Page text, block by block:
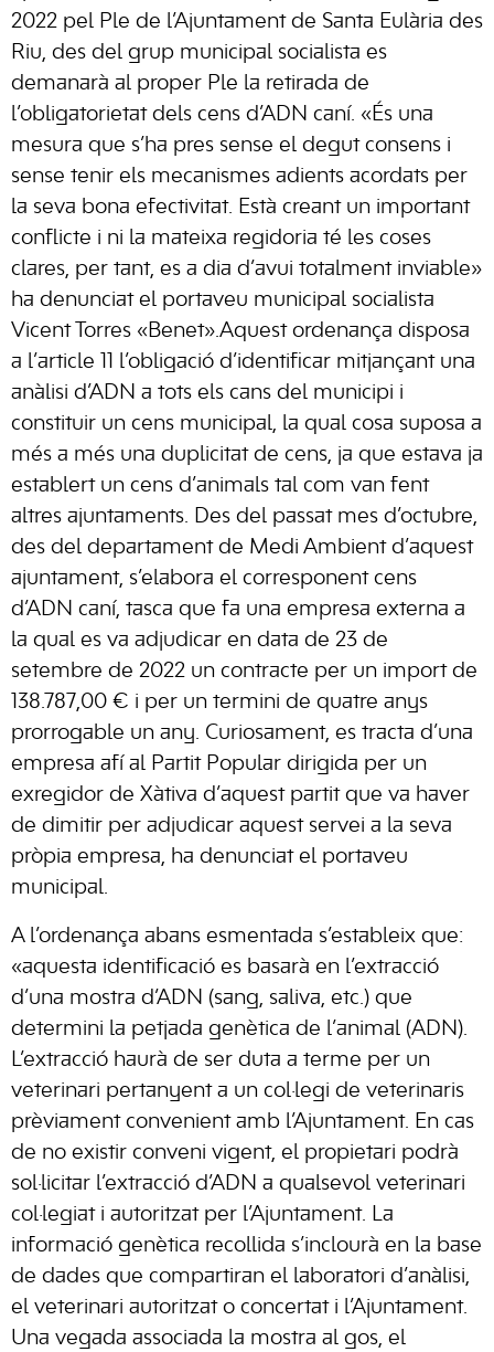
2022 pel Ple de l’Ajuntament de Santa Eulària des
Riu, des del grup municipal socialista es
demanarà al proper Ple la retirada de
l’obligatorietat dels cens d’ADN caní. «És una
mesura que s’ha pres sense el degut consens i
sense tenir els mecanismes adients acordats per
la seva bona efectivitat. Està creant un important
conflicte i ni la mateixa regidoria té les coses
clares, per tant, es a dia d’avui totalment inviable»
ha denunciat el portaveu municipal socialista
Vicent Torres «Benet».Aquest ordenança disposa
a l’article 11 l’obligació d’identificar mitjançant una
anàlisi d’ADN a tots els cans del municipi i
constituir un cens municipal, la qual cosa suposa a
més a més una duplicitat de cens, ja que estava ja
establert un cens d’animals tal com van fent
altres ajuntaments. Des del passat mes d’octubre,
des del departament de Medi Ambient d’aquest
ajuntament, s’elabora el corresponent cens
d’ADN caní, tasca que fa una empresa externa a
la qual es va adjudicar en data de 23 de
setembre de 2022 un contracte per un import de
138.787,00 € i per un termini de quatre anys
prorrogable un any. Curiosament, es tracta d’una
empresa afí al Partit Popular dirigida per un
exregidor de Xàtiva d’aquest partit que va haver
de dimitir per adjudicar aquest servei a la seva
pròpia empresa, ha denunciat el portaveu
municipal.
A l’ordenança abans esmentada s’estableix que:
«aquesta identificació es basarà en l’extracció
d’una mostra d’ADN (sang, saliva, etc.) que
determini la petjada genètica de l’animal (ADN).
L’extracció haurà de ser duta a terme per un
veterinari pertanyent a un col·legi de veterinaris
prèviament convenient amb l’Ajuntament. En cas
de no existir conveni vigent, el propietari podrà
sol·licitar l’extracció d’ADN a qualsevol veterinari
col·legiat i autoritzat per l’Ajuntament. La
informació genètica recollida s’inclourà en la base
de dades que compartiran el laboratori d’anàlisi,
el veterinari autoritzat o concertat i l’Ajuntament.
Una vegada associada la mostra al gos, el